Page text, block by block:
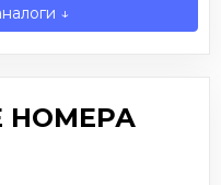
↓
НОМЕРА